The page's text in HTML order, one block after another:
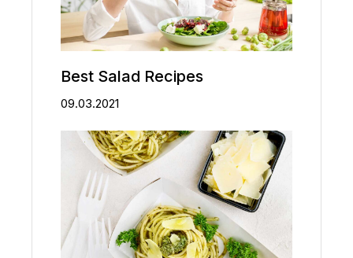
Best Salad Recipes
09.03.2021